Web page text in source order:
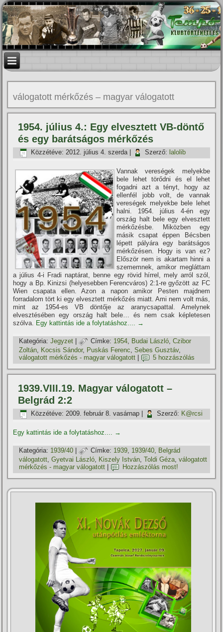
válogatott mérkőzés – magyar válogatott
1954. július 4.: Egy elvesztett VB-döntő
és egy barátságos mérkőzés
Közzétéve: 2012. július 4. szerda| Szerző: lalolib
Vannak vereségek melyekbe
bele lehet törődni és el lehet
fogadni azt a tényt, hogy az
ellenfél jobb volt, de vannak
vereségek melyekbe bele lehet
halni. 1954. július 4-én egy
ország halt bele egy elvesztett
mérkőzésbe. Miközben egy
másik csapat éppen Bécsben
lépett pályára egy barátságos
mérkőzésen. Hogy is van ez?
Először nem is akartam hinni a
szememnek, amikor megláttam
a július 4-i Fradi naptárat, benne egy rövid hí­rrel, mely arról szól,
hogy a Bp. Kinizsi (helyesebben Ferencváros) 2:1-re győzött az FC
Wien csapata ellen. Azon a napon amikor Pesten majdnem
forradalom tört ki egy elvesztett mérkőzés miatt. Ami nem volt más,
mint az 1954-es VB döntője az aranycsapattal. Amelynek
elvesztésében egy ország halt bele… és nem csak képletesen
szólva. Egy kattintás ide a folytatáshoz.... →
Kategória: Jegyzet | Címke: 1954, Budai László,Czibor
Zoltán, Kocsis Sándor, Puskás Ferenc,Sebes Gusztáv,
válogatott mérkőzés - magyar válogatott
5 hozzászólás
1939.VIII.19. Magyar válogatott –
Belgrád 2:2
Közzétéve: 2009. február 8. vasárnap Szerző: K@rcsi
Egy kattintás ide a folytatáshoz.... →
Kategória: 1939/40 | Címke: 1939, 1939/40, Belgrád
válogatott,Gyetvai László, Kiszely István,Toldi Géza,válogatott
mérkőzés - magyar válogatott
Hozzászólás most!